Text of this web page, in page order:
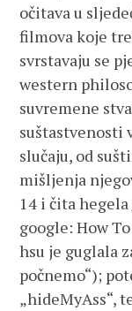
očitava u
filmova koje
svrstavaju se
western
suvremene
suštastvenosti
slučaju, od
mišljenja
14 i čita
google: How
hsu je guglala
počnemo“);
„hideMyAss“,